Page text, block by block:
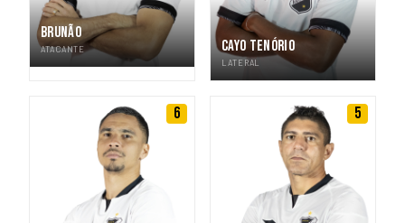
BRUNÃO
ATACANTE CAYO TENÓRIO
LATERAL
6 5